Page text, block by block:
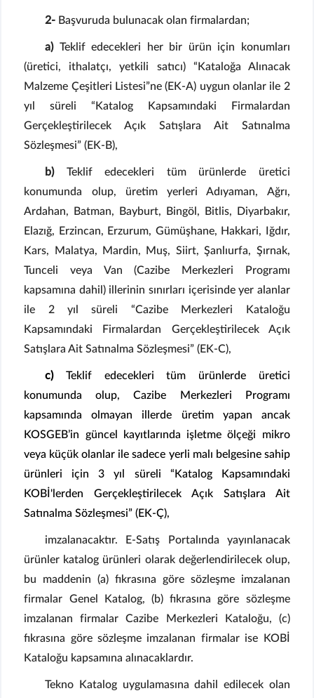
2- Başvuruda bulunacak olan firmalardan;
a)Teklif edecekleri her bir ürün için konumları
(üretici, ithalatçı, yetkili satıcı) “Kataloğa Alınacak
Malzeme Çeşitleri Listesi”ne (EK-A) uygun olanlar ile 2
yıl süreli “Katalog Kapsamındaki Firmalardan
Gerçekleştirilecek Açık Satışlara Ait Satınalma
Sözleşmesi” (EK-B),
b)Teklif edecekleri tüm ürünlerde üretici
konumunda olup, üretim yerleri Adıyaman, Ağrı,
Ardahan, Batman, Bayburt, Bingöl, Bitlis, Diyarbakır,
Elazığ, Erzincan, Erzurum, Gümüşhane, Hakkari, Iğdır,
Kars, Malatya, Mardin, Muş, Siirt, Şanlıurfa, Şırnak,
Tunceli veya Van (Cazibe Merkezleri Programı
kapsamına dahil) illerinin sınırları içerisinde yer alanlar
ile 2 yıl süreli “Cazibe Merkezleri Kataloğu
Kapsamındaki Firmalardan Gerçekleştirilecek Açık
Satışlara Ait Satınalma Sözleşmesi” (EK-C),
c)Teklif edecekleri tüm ürünlerde üretici
konumunda olup, Cazibe Merkezleri Programı
kapsamında olmayan illerde üretim yapan ancak
KOSGEB’in güncel kayıtlarında işletme ölçeği mikro
veya küçük olanlar ile sadece yerli malı belgesine sahip
ürünleri için 3 yıl süreli “Katalog Kapsamındaki
KOBİ'lerden Gerçekleştirilecek Açık Satışlara Ait
Satınalma Sözleşmesi” (EK-Ç),
imzalanacaktır. E-Satış Portalında yayınlanacak
ürünler katalog ürünleri olarak değerlendirilecek olup,
bu maddenin (a) fıkrasına göre sözleşme imzalanan
firmalar Genel Katalog, (b) fıkrasına göre sözleşme
imzalanan firmalar Cazibe Merkezleri Kataloğu, (c)
fıkrasına göre sözleşme imzalanan firmalar ise KOBİ
Kataloğu kapsamına alınacaklardır.
Tekno Katalog uygulamasına dahil edilecek olan